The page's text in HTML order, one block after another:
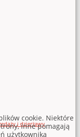
i dzierżawy
cookie. Niektóre
inne pomagają
użytkownika